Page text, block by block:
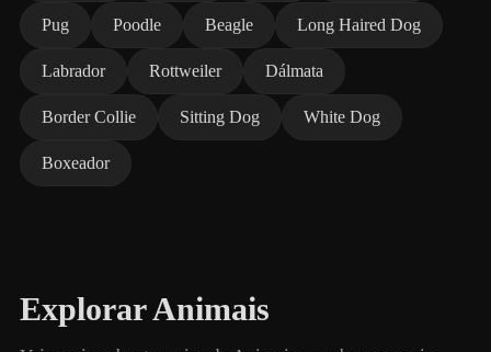
Pug Poodle Beagle Long Haired Dog
Labrador Rottweiler Dálmata
Border Collie Sitting Dog White Dog
Boxeador
Explorar Animais